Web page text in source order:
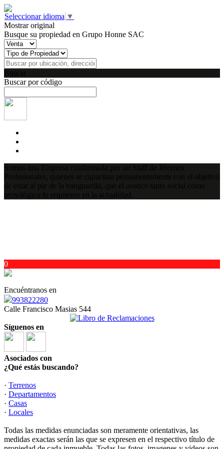
Seleccionar idioma ▼
Mostrar original
Busque su propiedad en Grupo Honne SAC
Buscar por código
0
Encuéntranos en
993822280
Calle Francisco Masias 544
Síguenos en
Asociados con
¿Qué estás buscando?
· Terrenos
· Departamentos
· Casas
· Locales
Todas las medidas enunciadas son meramente orientativas, las
medidas exactas serán las que se expresen en el respectivo título de